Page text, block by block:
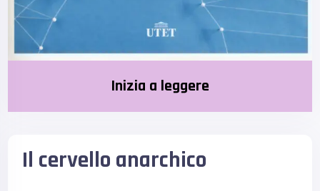
Inizia a leggere
Il cervello anarchico